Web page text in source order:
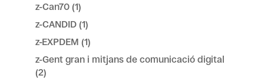
z-Can70(1)
z-CANDID(1)
z-EXPDEM (1)
z-Gent gran i mitjans de comunicació digital
(2)